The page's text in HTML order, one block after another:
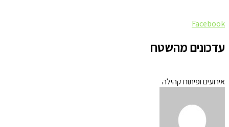
Facebook
עדכונים מהשטח
אירועים ופיתוח קהילה